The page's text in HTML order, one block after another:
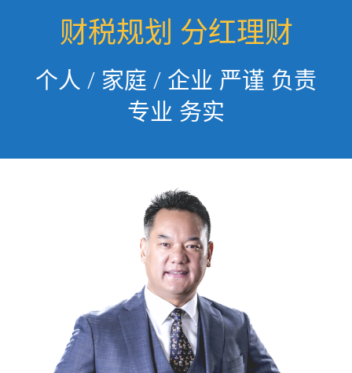
财税规划 分红理财
个人 / 家庭 / 企业 严谨 负责
专业 务实